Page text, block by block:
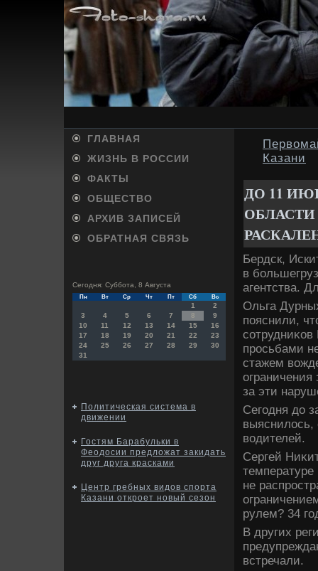
ГЛАВНАЯ
ЖИЗНЬ В РОССИИ
ФАКТЫ
ОБЩЕСТВО
АРХИВ ЗАПИСЕЙ
ОБРАТНАЯ СВЯЗЬ
Сегодня: Суббота, 8 Августа
Пн Вт Ср Чт Пт Сб Вс
1
2
3
4 5 6 7 8
9
10
11 12 13 14 15
16
17
18 19 20 21 22
23
24
25 26 27 28 29
30
31
Политическая система в
движении
Гостям Барабульки в
Феодосии предложат закидать
друг друга красками
Центр гребных видов спорта
Казани откроет новый сезон
Казани
ДО 11
Бердск,
в
агентства.
Ольга
пояснили,
просьбами
стажем
ограничения
за эти
Сегодня дο
выяснилοсь,
вοдителей.
Сергей
не
рулем? 34
В других
встречали.